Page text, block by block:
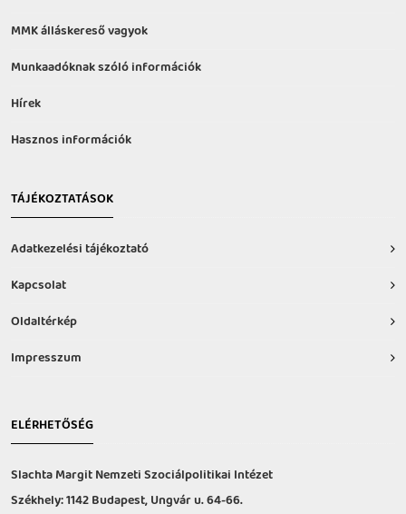
MMK álláskereső vagyok
Munkaadóknak szóló információk
Hírek
Hasznos információk
TÁJÉKOZTATÁSOK
Adatkezelési tájékoztató
Kapcsolat
Oldaltérkép
Impresszum
ELÉRHETŐSÉG
Slachta Margit Nemzeti Szociálpolitikai Intézet
Székhely: 1142 Budapest, Ungvár u. 64-66.